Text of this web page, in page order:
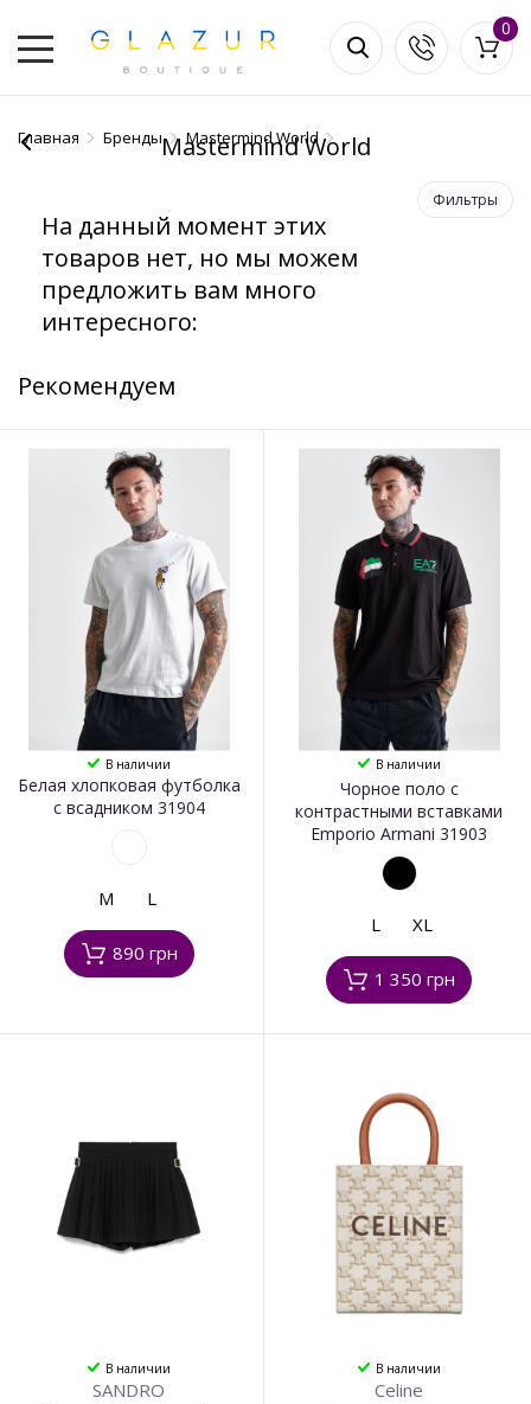
0
Главная Бренды Mastermind World
Mastermind World
Фильтры
На данный момент этих
товаров нет, но мы можем
предложить вам много
интересного:
Рекомендуем
В наличии
Белая хлопковая футболка
с всадником 31904
M L
890 грн
В наличии
Чорное поло с
контрастными вставками
Emporio Armani 31903
L XL
1 350 грн
В наличии
SANDRO
В наличии
Celine